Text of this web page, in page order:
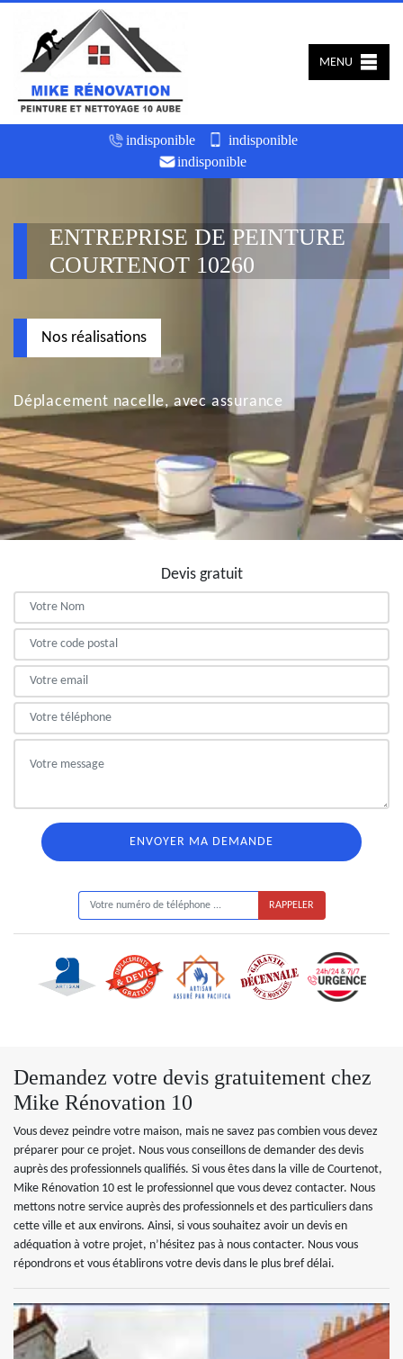
indisponible
indisponible
indisponible
MENU
ENTREPRISE DE PEINTURE
COURTENOT 10260
Nos réalisations
Déplacement nacelle, avec assurance
Devis gratuit
Demandez votre devis gratuitement chez
Mike Rénovation 10
Vous devez peindre votre maison, mais ne savez pas combien vous devez
préparer pour ce projet. Nous vous conseillons de demander des devis
auprès des professionnels qualifiés. Si vous êtes dans la ville de Courtenot,
Mike Rénovation 10 est le professionnel que vous devez contacter. Nous
mettons notre service auprès des professionnels et des particuliers dans
cette ville et aux environs. Ainsi, si vous souhaitez avoir un devis en
adéquation à votre projet, n’hésitez pas à nous contacter. Nous vous
répondrons et vous établirons votre devis dans le plus bref délai.